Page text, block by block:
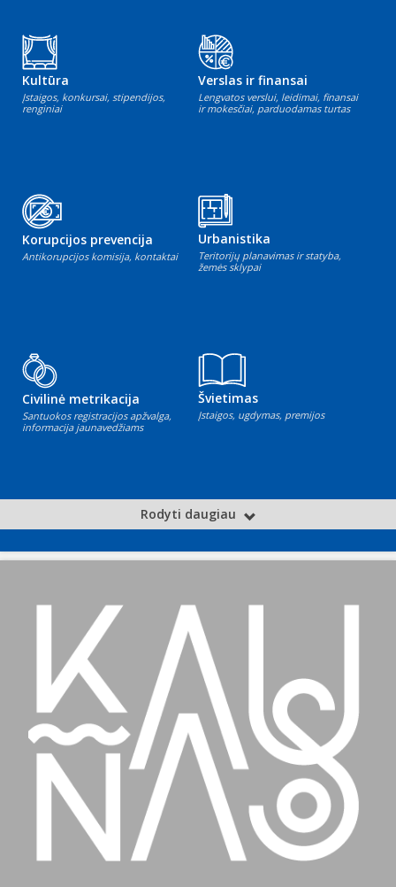
Kultūra
Įstaigos, konkursai, stipendijos,
renginiai
Verslas ir finansai
Lengvatos verslui, leidimai, finansai
ir mokesčiai, parduodamas turtas
Korupcijos prevencija
Antikorupcijos komisija, kontaktai
Urbanistika
Teritorijų planavimas ir statyba,
žemės sklypai
Civilinė metrikacija
Santuokos registracijos apžvalga,
informacija jaunavedžiams
Švietimas
Įstaigos, ugdymas, premijos
Rodyti daugiau